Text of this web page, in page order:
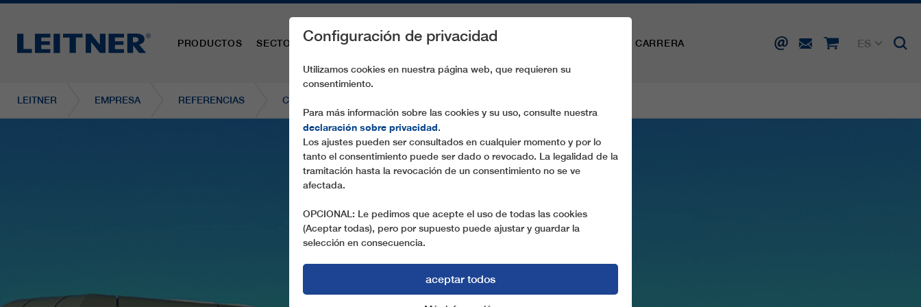
PRODUCTOS SECTORES PIEZAS DE RECAMBIO SERVICIO CARRERA
ES
LEITNER EMPRESA REFERENCIAS CD6 TURRA
Configuración de privacidad
Utilizamos cookies en nuestra página web, que requieren su
consentimiento.
Para más información sobre las cookies y su uso, consulte nuestra
declaración sobre privacidad.
Los ajustes pueden ser consultados en cualquier momento y por lo
tanto el consentimiento puede ser dado o revocado. La legalidad de la
tramitación hasta la revocación de un consentimiento no se ve
afectada.
OPCIONAL: Le pedimos que acepte el uso de todas las cookies
(Aceptar todas), pero por supuesto puede ajustar y guardar la
selección en consecuencia.
aceptar todos